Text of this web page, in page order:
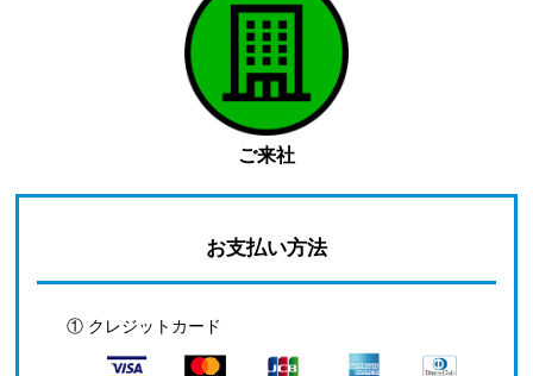
ご来社
お支払い方法
① クレジットカード